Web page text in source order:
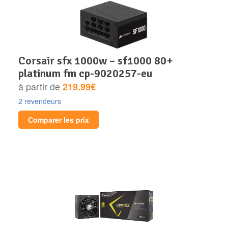
corsair sfx 1000w – sf1000 80+
platinum fm cp-9020257-eu
à partir de219.99€
2 revendeurs
Comparer les prix